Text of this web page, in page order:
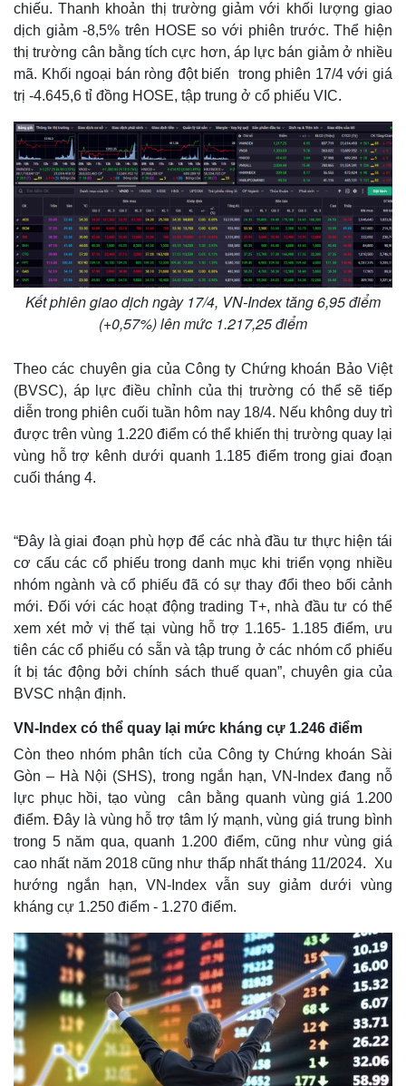
Thế giới
Quan sát
Cuộc sống đó đây
Hồ sơ
Multimedia
Video
Ảnh
E-Magazine
Infographic
chiếu. Thanh khoản thị trường giảm với khối lượng giao
dịch giảm -8,5% trên HOSE so với phiên trước. Thể hiện
thị trường cân bằng tích cực hơn, áp lực bán giảm ở nhiều
mã. Khối ngoại bán ròng đột biến trong phiên 17/4 với giá
trị -4.645,6 tỉ đồng HOSE, tập trung ở cổ phiếu VIC.
Kết phiên giao dịch ngày 17/4, VN-Index tăng 6,95 điểm
(+0,57%) lên mức 1.217,25 điểm
Theo các chuyên gia của Công ty Chứng khoán Bảo Việt
(BVSC), áp lực điều chỉnh của thị trường có thể sẽ tiếp
diễn trong phiên cuối tuần hôm nay 18/4. Nếu không duy trì
được trên vùng 1.220 điểm có thể khiến thị trường quay lại
vùng hỗ trợ kênh dưới quanh 1.185 điểm trong giai đoạn
cuối tháng 4.
“Đây là giai đoạn phù hợp để các nhà đầu tư thực hiện tái
cơ cấu các cổ phiếu trong danh mục khi triển vọng nhiều
nhóm ngành và cổ phiếu đã có sự thay đổi theo bối cảnh
mới. Đối với các hoạt động trading T+, nhà đầu tư có thể
xem xét mở vị thế tại vùng hỗ trợ 1.165- 1.185 điểm, ưu
tiên các cổ phiếu có sẵn và tập trung ở các nhóm cổ phiếu
ít bị tác động bởi chính sách thuế quan”, chuyên gia của
BVSC nhận định.
VN-Index có thể quay lại mức kháng cự 1.246 điểm
Còn theo nhóm phân tích của Công ty Chứng khoán Sài
Gòn – Hà Nội (SHS), trong ngắn hạn, VN-Index đang nỗ
lực phục hồi, tạo vùng cân bằng quanh vùng giá 1.200
điểm. Đây là vùng hỗ trợ tâm lý mạnh, vùng giá trung bình
trong 5 năm qua, quanh 1.200 điểm, cũng như vùng giá
cao nhất năm 2018 cũng như thấp nhất tháng 11/2024. Xu
hướng ngắn hạn, VN-Index vẫn suy giảm dưới vùng
kháng cự 1.250 điểm - 1.270 điểm.